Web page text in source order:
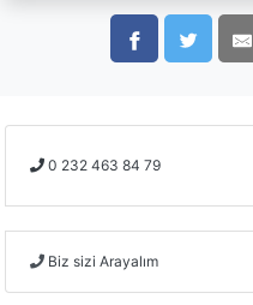
0 232 463 84 79
Biz sizi Arayalım